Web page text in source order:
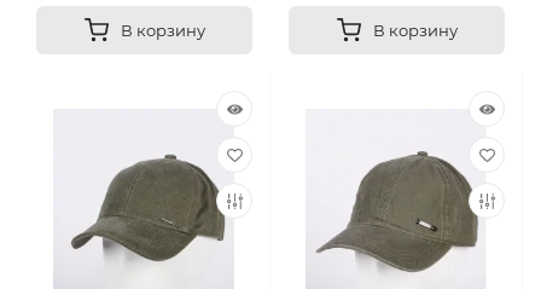
В корзину В корзину